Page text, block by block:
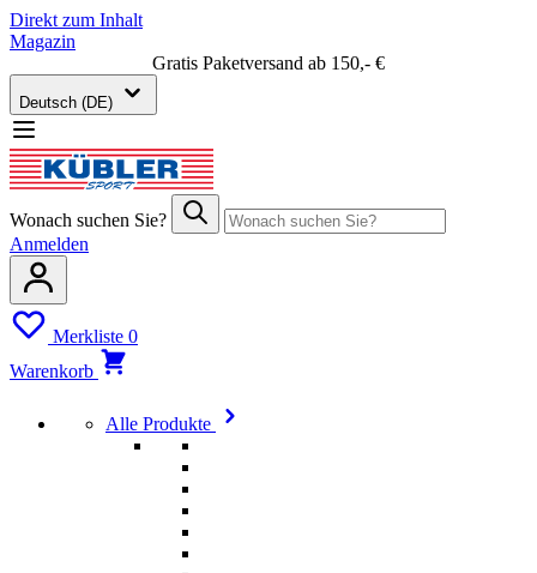
Direkt zum Inhalt
Magazin
Gratis Paketversand ab 150,- €
Deutsch (DE)
Wonach suchen Sie?
Anmelden
Merkliste 0
Warenkorb
Alle Produkte